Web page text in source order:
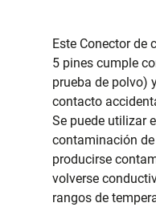
Este Conector de
5 pines cumple
prueba de polvo)
contacto
Se puede utilizar
contaminación
producirse
volverse
rangos de